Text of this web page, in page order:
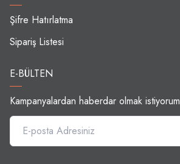
Şifre Hatırlatma
Sipariş Listesi
E-BÜLTEN
Kampanyalardan haberdar olmak istiyorum